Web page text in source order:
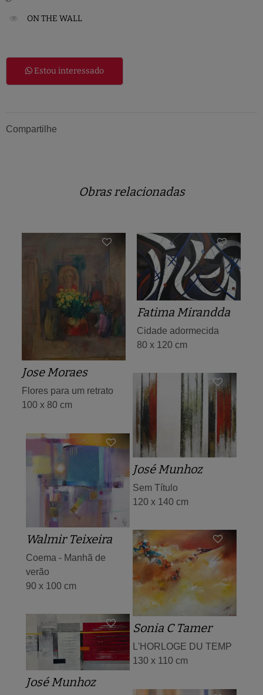
ON THE WALL
Estou interessado
Compartilhe
Obras relacionadas
Jose Moraes
Flores para um retrato
100 x 80 cm
Fatima Mirandda
Cidade adormecida
80 x 120 cm
José Munhoz
Sem Título
120 x 140 cm
Walmir Teixeira
Coema - Manhã de
verão
90 x 100 cm
Sonia C Tamer
L'HORLOGE DU TEMP
130 x 110 cm
José Munhoz